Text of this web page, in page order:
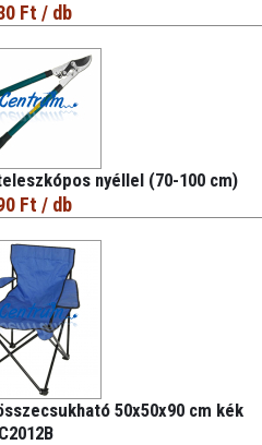
Ft / db
nyéllel (70-100 cm)
Ft / db
50x50x90 cm kék